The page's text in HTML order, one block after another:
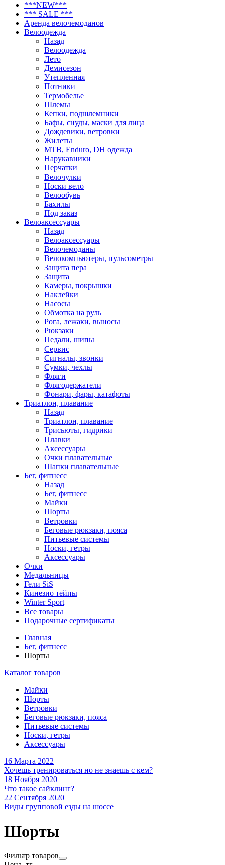
***NEW***
*** SALE ***
Аренда велочемоданов
Велоодежда
Назад
Велоодежда
Лето
Демисезон
Утепленная
Потники
Термобелье
Шлемы
Кепки, подшлемники
Бафы, снуды, маски для лица
Дождевики, ветровки
Жилеты
MTB, Enduro, DH одежда
Нарукавники
Перчатки
Велочулки
Носки вело
Велообувь
Бахилы
Под заказ
Велоаксессуары
Назад
Велоаксессуары
Велочемоданы
Велокомпьютеры, пульсометры
Защита пера
Защита
Камеры, покрышки
Наклейки
Насосы
Обмотка на руль
Рога, лежаки, выносы
Рюкзаки
Педали, шипы
Сервис
Сигналы, звонки
Сумки, чехлы
Фляги
Флягодержатели
Фонари, фары, катафоты
Триатлон, плавание
Назад
Триатлон, плавание
Трисьюты, гидрики
Плавки
Аксессуары
Очки плавательные
Шапки плавательные
Бег, фитнесс
Назад
Бег, фитнесс
Майки
Шорты
Ветровки
Беговые рюкзаки, пояса
Питьевые системы
Носки, гетры
Аксессуары
Очки
Медальницы
Гели SiS
Кинезио тейпы
Winter Sport
Все товары
Подарочные сертификаты
Главная
Бег, фитнесс
Шорты
Каталог товаров
Майки
Шорты
Ветровки
Беговые рюкзаки, пояса
Питьевые системы
Носки, гетры
Аксессуары
16 Марта 2022
Хочешь тренироваться но не знаешь с кем?
18 Ноября 2020
Что такое сайклинг?
22 Сентября 2020
Виды групповой езды на шоссе
Шорты
Фильтр товаров